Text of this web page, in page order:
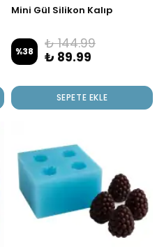
Mini Gül Silikon Kalıp
%38
₺ 144.99
₺ 89.99
SEPETE EKLE